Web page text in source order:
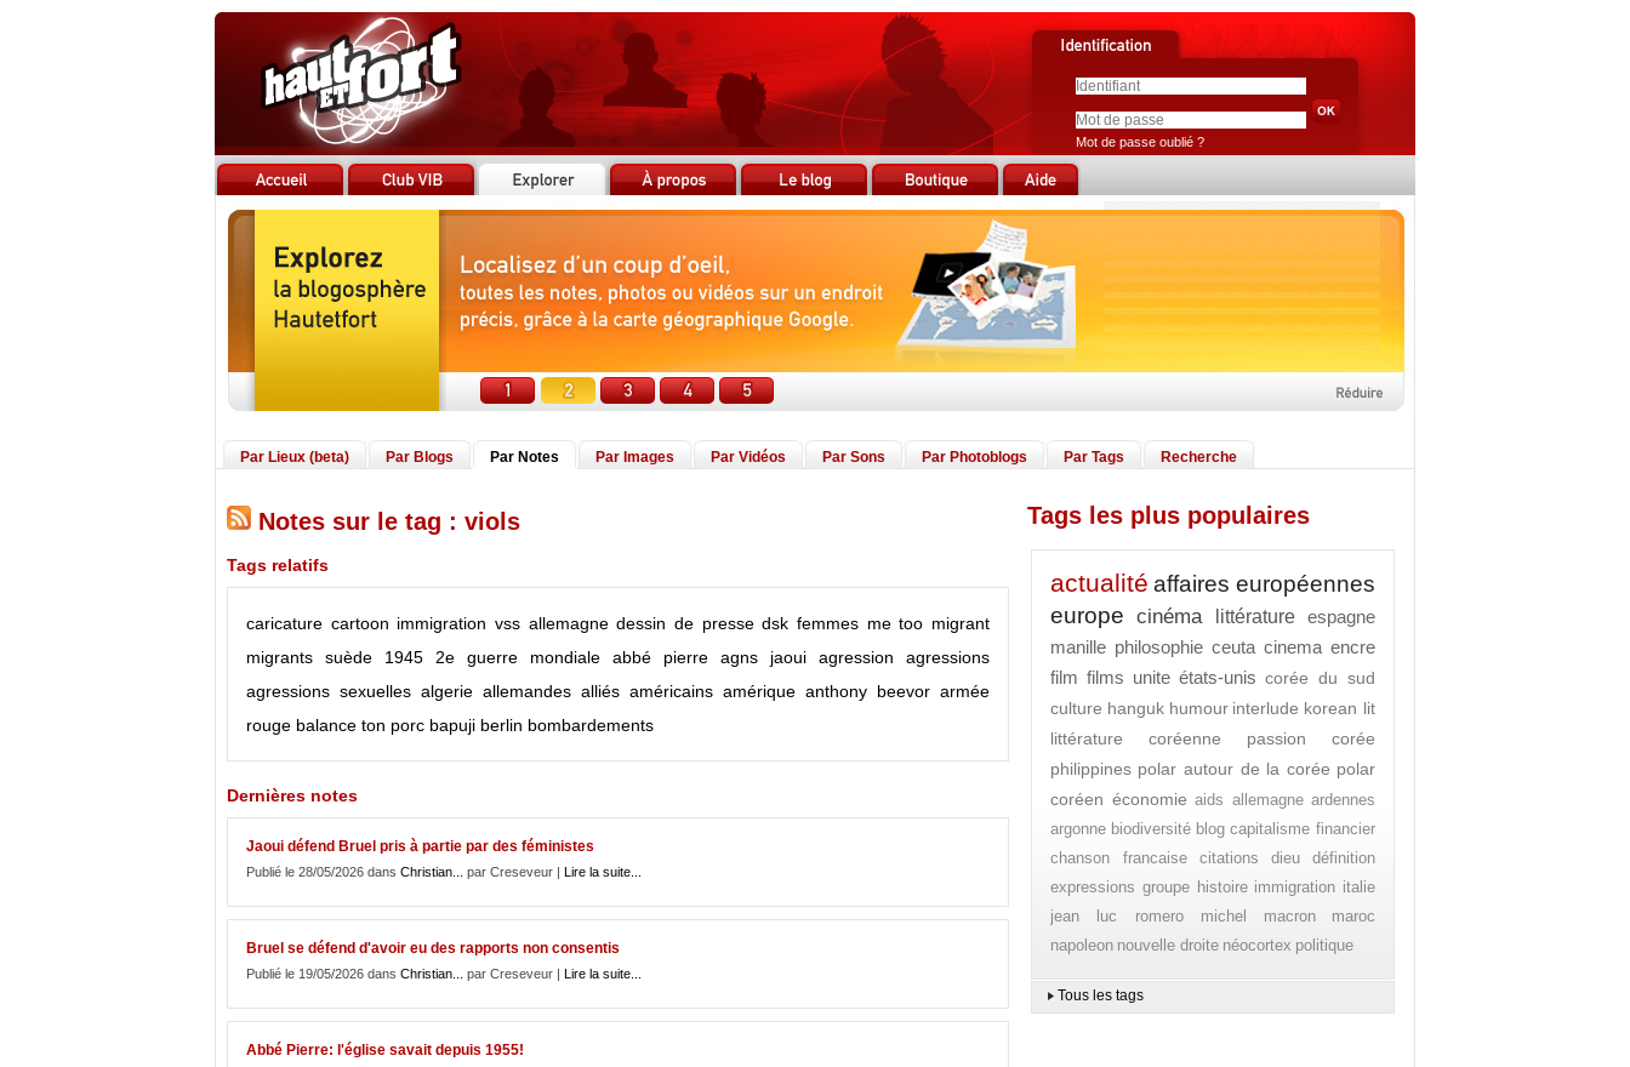
Mot de passe oublié ?
Par Lieux (beta) Par Blogs Par Notes Par Images Par Vidéos Par Sons Par Photoblogs Par Tags Recherche
Notes sur le tag : viols
Tags relatifs
caricature cartoon immigration vss allemagne dessin de presse dsk femmes me too migrant
migrants
suède 1945 2e guerre mondiale abbé pierre agns jaoui agression
agressions
agressions sexuelles algerie allemandes alliés américains amérique anthony beevor armée
rouge balance ton porc bapuji berlin bombardements
Dernières notes
Jaoui défend Bruel pris à partie par des féministes
Publié le 28/05/2026 dans Christian... par Creseveur | Lire la suite...
Bruel se défend d'avoir eu des rapports non consentis
Publié le 19/05/2026 dans Christian... par Creseveur | Lire la suite...
Abbé Pierre: l'église savait depuis 1955!
Tags les plus populaires
actualité affaires européennes
europe cinéma littérature
espagne
manille philosophie ceuta cinema encre
film films unite états-unis corée du sud
culture hanguk humour interlude korean lit
littérature coréenne
passion corée
philippines polar autour de la corée polar
coréen économie aids allemagne ardennes
argonne biodiversité blog capitalisme financier
chanson francaise
citations dieu
définition
expressions groupe histoire immigration italie
jean luc romero michel
macron
maroc
napoleon nouvelle droite néocortex politique
Tous les tags